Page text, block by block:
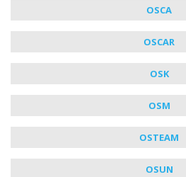
OSCA
OSCAR
OSK
OSM
OSTEAM
OSUN